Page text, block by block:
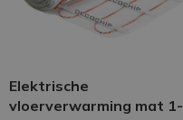
Elektrische
vloerverwarming mat 1-